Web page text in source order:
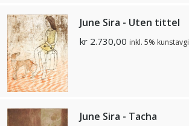
June Sira - Uten tittel
kr 2.730,00 inkl. 5%
June Sira - Tacha